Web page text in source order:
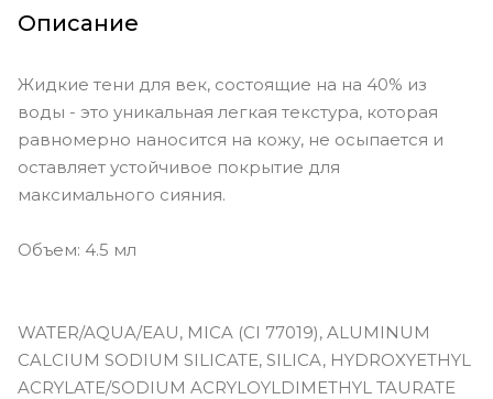
Vivid Sapphire - яркий тёмно-синий
Vivid Smoky Quartz - эспрессо
Viviv Labradorite - угольно-чёрный
Описание
Жидкие тени для век, состоящие на на 40% из
воды - это уникальная легкая текстура, которая
равномерно наносится на кожу, не осыпается и
оставляет устойчивое покрытие для
максимального сияния.
Объем: 4.5 мл
WATER/AQUA/EAU, MICA (CI 77019), ALUMINUM
CALCIUM SODIUM SILICATE, SILICA, HYDROXYETHYL
ACRYLATE/SODIUM ACRYLOYLDIMETHYL TAURATE